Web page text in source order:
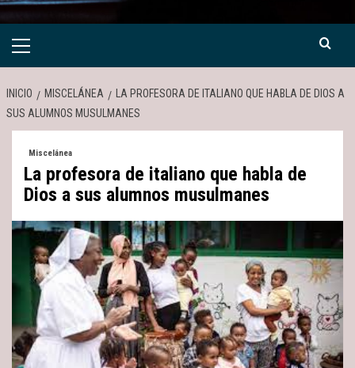
Menú
INICIO MISCELÁNEA
LA PROFESORA DE ITALIANO QUE HABLA DE DIOS A
SUS ALUMNOS MUSULMANES
Miscelánea
La profesora de italiano que habla de
Dios a sus alumnos musulmanes